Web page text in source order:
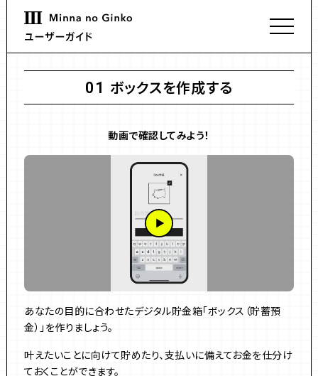
01 ボックスを作成する
動画で確認してみよう！
あなたの目的に合わせたデジタル貯金箱「ボックス（貯蓄預
金）」を作りましょう。
叶えたいことに向けて貯めたり、支払いに備えてお金を仕分け
ておくことができます。